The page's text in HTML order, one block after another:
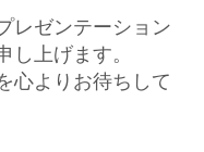
レゼンテーション
上げます。
心よりお待ちして